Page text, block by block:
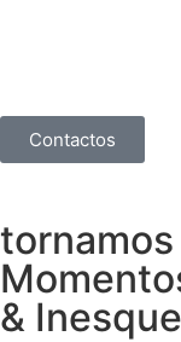
Contactos
&